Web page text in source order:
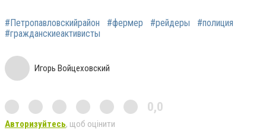
#Петропавловскийрайон #фермер #рейдеры
#полиция
#гражданскиеактивисты
Игорь Войцеховский
0,0
Авторизуйтесь, щоб оцінити